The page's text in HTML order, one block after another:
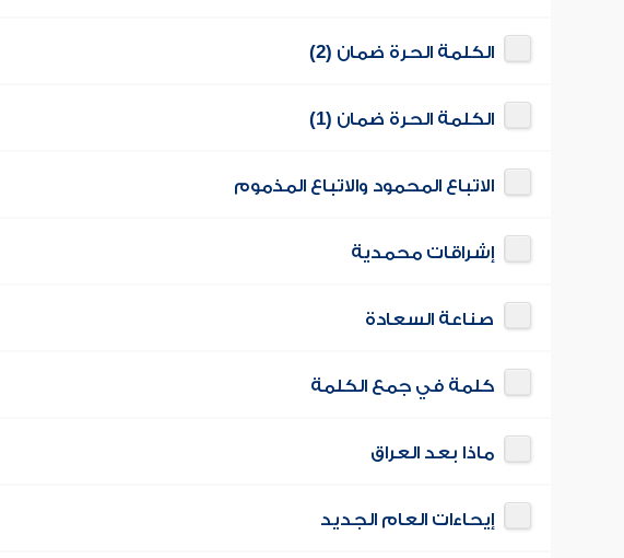
الكلمة الحرة ضمان (2)
الكلمة الحرة ضمان (1)
الاتباع المحمود والاتباع المذموم
إشراقات محمدية
صناعة السعادة
كلمة في جمع الكلمة
ماذا بعد العراق
إيحاءات العام الجديد